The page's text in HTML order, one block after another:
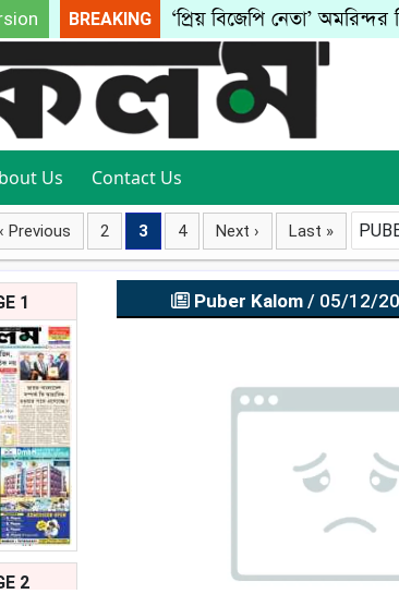
BREAKING ‘প্রিয় বিজেপি নেতা’
Us Contact Us
‹ Previous 2 3 4 Next › Last »
1
2
Puber Kalom / 05/12/